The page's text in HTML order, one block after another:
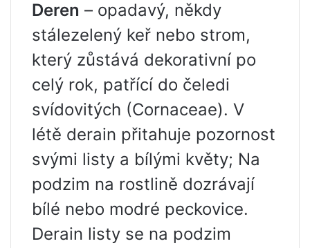
Deren – opadavý, někdy
stálezelený keř nebo strom,
který zůstává dekorativní po
celý rok, patřící do čeledi
svídovitých (Cornaceae). V
létě derain přitahuje pozornost
svými listy a bílými květy; Na
podzim na rostlině dozrávají
bílé nebo modré peckovice.
Derain listy se na podzim